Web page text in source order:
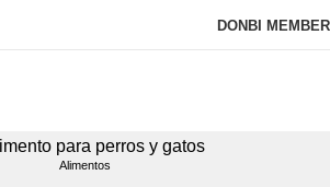
DONBI MEMBER
Alimentos